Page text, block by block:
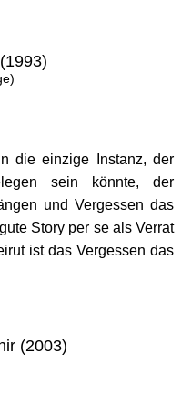
die einzige Instanz, der
sein könnte, der
und Vergessen das
Story per se als Verrat
ist das Vergessen das
(2003)